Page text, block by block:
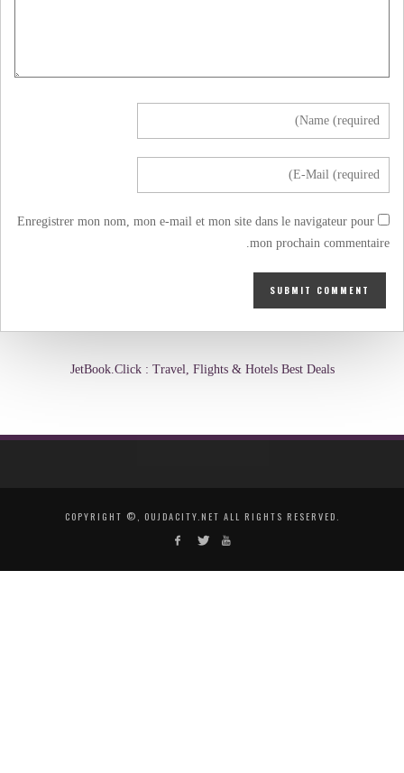
Enregistrer mon nom, mon e-mail et mon site dans le navigateur pour
mon prochain commentaire.
JetBook.Click : Travel, Flights & Hotels Best Deals
COPYRIGHT ©, OUJDACITY.NET ALL RIGHTS RESERVED.